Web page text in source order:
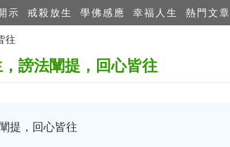
示 戒殺放生 學佛感應 幸福人生 熱門文章
往
謗法闡提，回心皆往
提，回心皆往